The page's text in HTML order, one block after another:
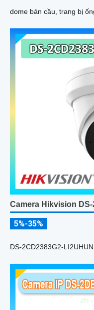
dome bán cầu, trang bị
Camera Hikvision DS-
5%-35%
DS-2CD2383G2-